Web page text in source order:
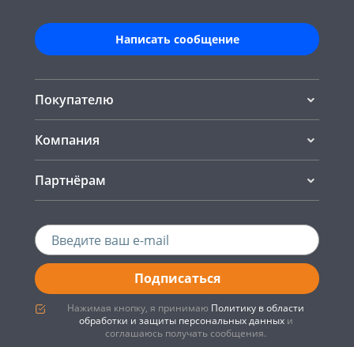
Написать сообщение
Покупателю
Компания
Партнёрам
Подписаться
Нажимая кнопку, я принимаю Политику в области
обработки и защиты персональных данныхи
соглашаюсь получать сообщения.